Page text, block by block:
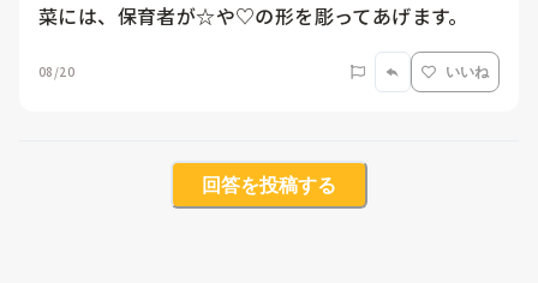
菜には、保育者が☆や♡の形を彫ってあげます。
08/20 いいね
回答を投稿する